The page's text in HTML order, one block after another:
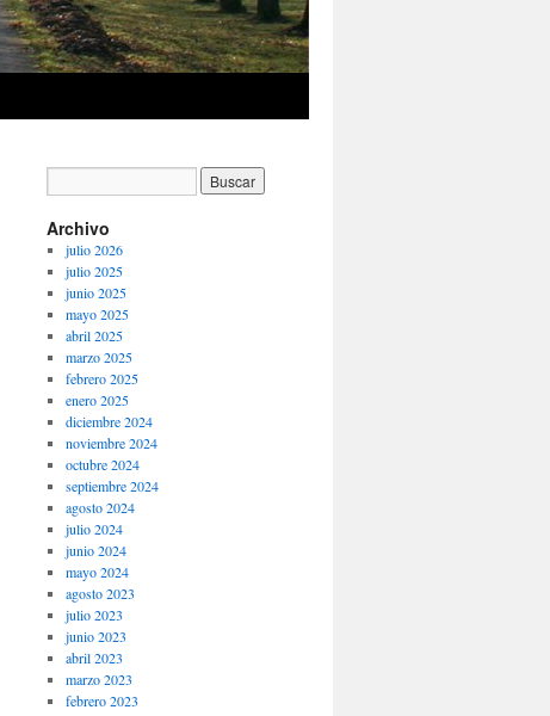
Archivo
julio 2026
julio 2025
junio 2025
mayo 2025
abril 2025
marzo 2025
febrero 2025
enero 2025
diciembre 2024
noviembre 2024
octubre 2024
septiembre 2024
agosto 2024
julio 2024
junio 2024
mayo 2024
agosto 2023
julio 2023
junio 2023
abril 2023
marzo 2023
febrero 2023